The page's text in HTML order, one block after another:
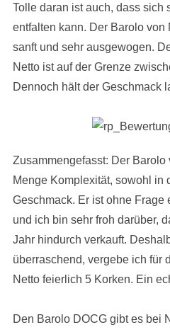
Tolle daran ist auch, dass sich
entfalten kann. Der Barolo von
sanft und sehr ausgewogen.
Netto ist auf der Grenze
Dennoch hält der Geschmack
Zusammengefasst: Der Barolo
Menge Komplexität, sowohl in
Geschmack. Er ist ohne Frage
und ich bin sehr froh darüber,
Jahr hindurch verkauft.
überraschend, vergebe ich für
Netto feierlich 5 Korken. Ein
Den Barolo DOCG gibt es bei